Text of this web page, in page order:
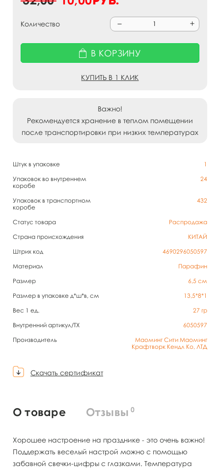
Штук в упаковке
1
Упаковок во внутреннем
коробе
24
Упаковок в транспортном
коробе
432
Статус товара
Распродажа
Страна происхождения
КИТАЙ
Штрих код
4690296050597
Материал
Парафин
Размер
6,5 см
Размер в упаковке д*ш*в, см
13,5*8*1
Вес 1 ед.
27 гр
Внутренний артикул/TX
6050597
Производитель
Маоминг Сити Маоминг
Крафтворк Кендл Ко, ЛТД
Скачать сертификат
Количество
В КОРЗИНУ
КУПИТЬ В 1 КЛИК
Важно!
Рекомендуется хранение в теплом помещении
после транспортировки при низких температурах
О товаре Отзывы 0
Хорошее настроение на празднике - это очень важно!
Поддержать веселый настрой можно с помощью
забавной свечки-цифры с глазками. Температура